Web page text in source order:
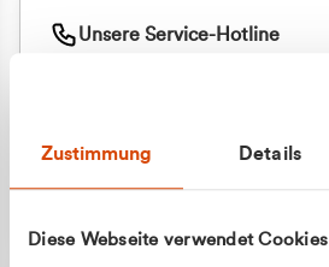
Zustimmung Details
Diese Webseite verwendet Cookies
Unsere Service-Hotline
+49 177 8376058